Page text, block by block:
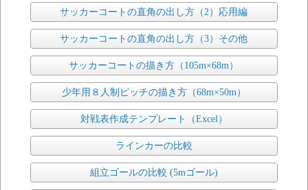
サッカーコートの直角の出し方（2）応用編
サッカーコートの直角の出し方（3）その他
サッカーコートの描き方（105m×68m）
少年用８人制ピッチの描き方（68m×50m）
対戦表作成テンプレート（Excel）
ラインカーの比較
組立ゴールの比較 (5mゴール)